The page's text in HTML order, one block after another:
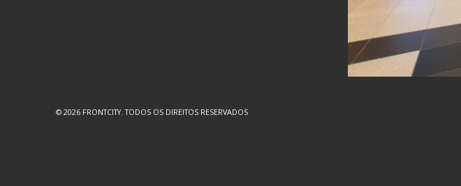
© 2026 FRONTCITY. TODOS OS DIREITOS RESERVADOS